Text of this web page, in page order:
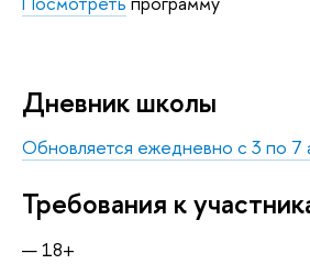
Дневник школы
Обновляется ежедневно с 3 по 7
Требования к
18+